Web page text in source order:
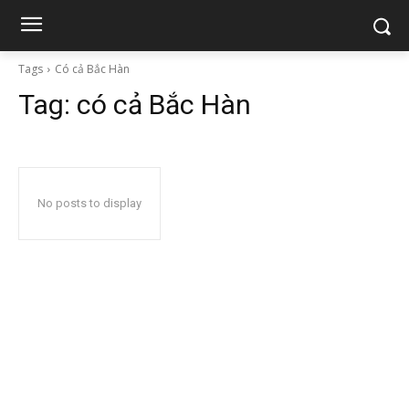
Tags Có cả Bắc Hàn
Tag: có cả Bắc Hàn
No posts to display